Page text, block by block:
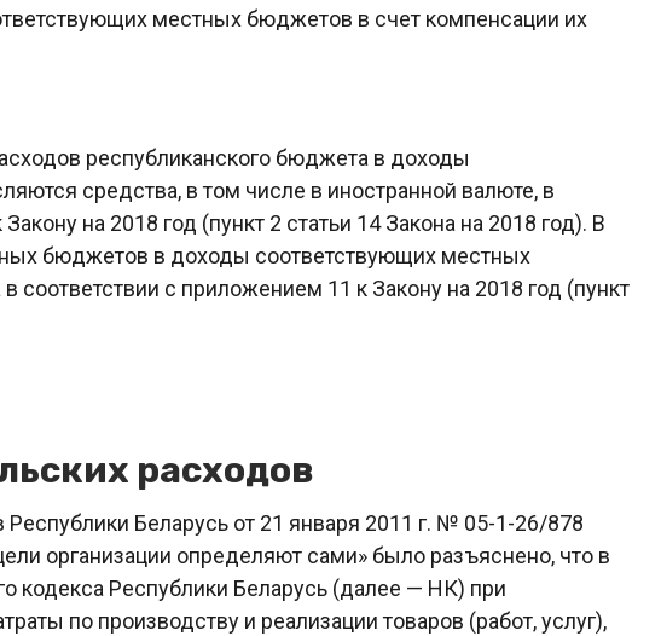
местных бюджетов в счет компенсации их
республиканского бюджета в доходы
средства, в том числе в иностранной валюте, в
на 2018 год (пункт 2 статьи 14 Закона на 2018 год). В
бюджетов в доходы соответствующих местных
соответствии с приложением 11 к Закону на 2018 год (пункт
расходов
Беларусь от 21 января 2011 г. № 05-1-26/878
организации определяют сами» было разъяснено, что в
кодекса Республики Беларусь (далее — НК) при
по производству и реализации товаров (работ, услуг),